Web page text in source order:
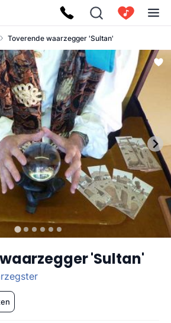
Toverende waarzegger 'Sultan'
'Sultan'